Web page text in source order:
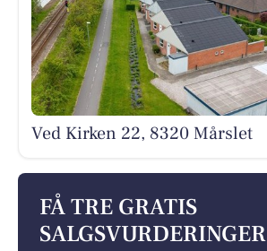
Ved Kirken 22, 8320 Mårslet
FÅ TRE GRATIS
SALGSVURDERINGER